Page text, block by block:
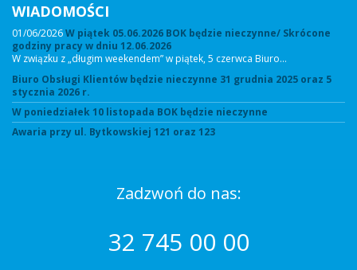
WIADOMOŚCI
01/06/2026W piątek 05.06.2026 BOK będzie nieczynne/ Skrócone
godziny pracy w dniu 12.06.2026
W związku z „długim weekendem” w piątek, 5 czerwca Biuro…
Biuro Obsługi Klientów będzie nieczynne 31 grudnia 2025 oraz 5
stycznia 2026 r.
W poniedziałek 10 listopada BOK będzie nieczynne
Awaria przy ul. Bytkowskiej 121 oraz 123
Zadzwoń do nas:
32 745 00 00